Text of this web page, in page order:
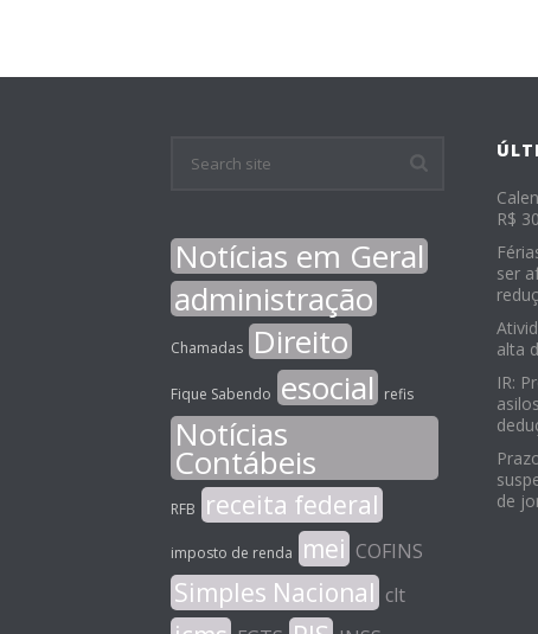
Notícias em Geral
administração
Chamadas Direito
Fique Sabendo esocial refis
Notícias
Contábeis
RFB receita federal
imposto de renda mei COFINS
Simples Nacional clt
R$
ser
alta
IR:
de